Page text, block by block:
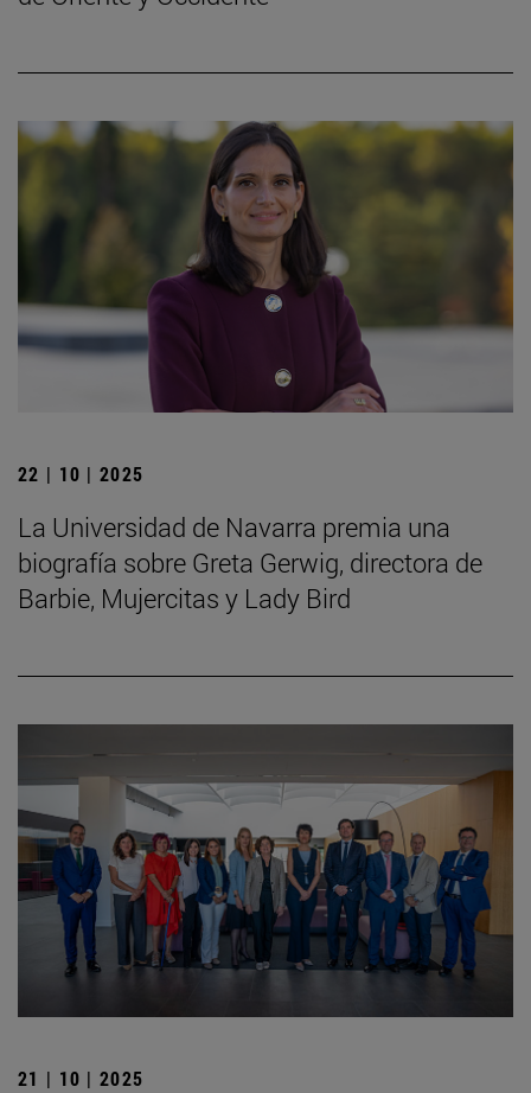
22 | 10 | 2025
La Universidad de Navarra premia una
biografía sobre Greta Gerwig, directora de
Barbie, Mujercitas y Lady Bird
21 | 10 | 2025